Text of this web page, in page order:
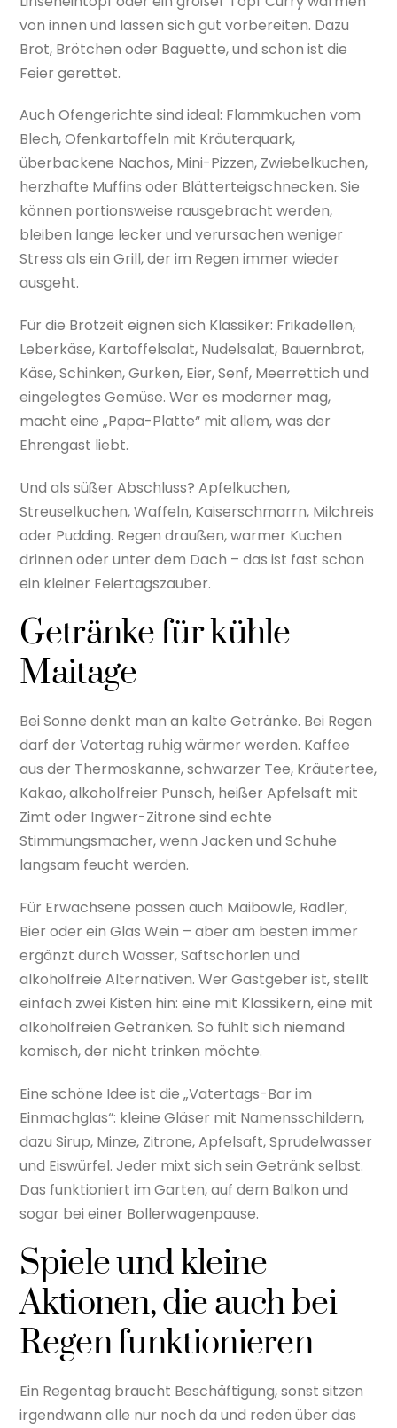
von innen und lassen sich gut vorbereiten. Dazu
Brot, Brötchen oder Baguette, und schon ist die
Feier gerettet.
Auch Ofengerichte sind ideal: Flammkuchen vom
Blech, Ofenkartoffeln mit Kräuterquark,
überbackene Nachos, Mini-Pizzen, Zwiebelkuchen,
herzhafte Muffins oder Blätterteigschnecken. Sie
können portionsweise rausgebracht werden,
bleiben lange lecker und verursachen weniger
Stress als ein Grill, der im Regen immer wieder
ausgeht.
Für die Brotzeit eignen sich Klassiker: Frikadellen,
Leberkäse, Kartoffelsalat, Nudelsalat, Bauernbrot,
Käse, Schinken, Gurken, Eier, Senf, Meerrettich und
eingelegtes Gemüse. Wer es moderner mag,
macht eine „Papa-Platte“ mit allem, was der
Ehrengast liebt.
Und als süßer Abschluss? Apfelkuchen,
Streuselkuchen, Waffeln, Kaiserschmarrn, Milchreis
oder Pudding. Regen draußen, warmer Kuchen
drinnen oder unter dem Dach – das ist fast schon
ein kleiner Feiertagszauber.
Getränke für kühle
Maitage
Bei Sonne denkt man an kalte Getränke. Bei Regen
darf der Vatertag ruhig wärmer werden. Kaffee
aus der Thermoskanne, schwarzer Tee, Kräutertee,
Kakao, alkoholfreier Punsch, heißer Apfelsaft mit
Zimt oder Ingwer-Zitrone sind echte
Stimmungsmacher, wenn Jacken und Schuhe
langsam feucht werden.
Für Erwachsene passen auch Maibowle, Radler,
Bier oder ein Glas Wein – aber am besten immer
ergänzt durch Wasser, Saftschorlen und
alkoholfreie Alternativen. Wer Gastgeber ist, stellt
einfach zwei Kisten hin: eine mit Klassikern, eine mit
alkoholfreien Getränken. So fühlt sich niemand
komisch, der nicht trinken möchte.
Eine schöne Idee ist die „Vatertags-Bar im
Einmachglas“: kleine Gläser mit Namensschildern,
dazu Sirup, Minze, Zitrone, Apfelsaft, Sprudelwasser
und Eiswürfel. Jeder mixt sich sein Getränk selbst.
Das funktioniert im Garten, auf dem Balkon und
sogar bei einer Bollerwagenpause.
Spiele und kleine
Aktionen, die auch bei
Regen funktionieren
Ein Regentag braucht Beschäftigung, sonst sitzen
irgendwann alle nur noch da und reden über das